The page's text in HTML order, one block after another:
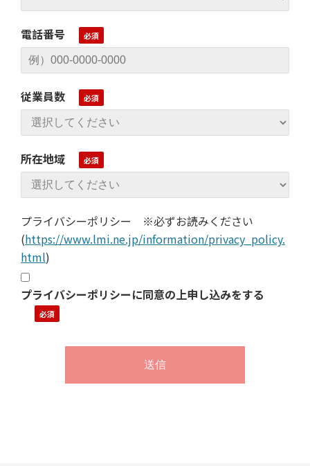
電話番号
従業員数
所在地域
プライバシーポリシー ※必ずお読みください
(https://www.lmi.ne.jp/information/privacy_policy.
html)
プライバシーポリシーに同意の上申し込みをする